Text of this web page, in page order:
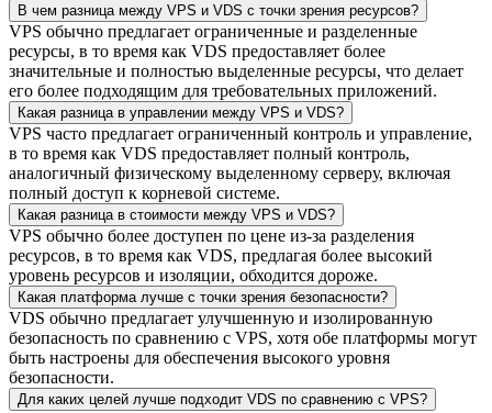
В чем разница между VPS и VDS с точки зрения ресурсов?
VPS обычно предлагает ограниченные и разделенные
ресурсы, в то время как VDS предоставляет более
значительные и полностью выделенные ресурсы, что делает
его более подходящим для требовательных приложений.
Какая разница в управлении между VPS и VDS?
VPS часто предлагает ограниченный контроль и управление,
в то время как VDS предоставляет полный контроль,
аналогичный физическому выделенному серверу, включая
полный доступ к корневой системе.
Какая разница в стоимости между VPS и VDS?
VPS обычно более доступен по цене из-за разделения
ресурсов, в то время как VDS, предлагая более высокий
уровень ресурсов и изоляции, обходится дороже.
Какая платформа лучше с точки зрения безопасности?
VDS обычно предлагает улучшенную и изолированную
безопасность по сравнению с VPS, хотя обе платформы могут
быть настроены для обеспечения высокого уровня
безопасности.
Для каких целей лучше подходит VDS по сравнению с VPS?